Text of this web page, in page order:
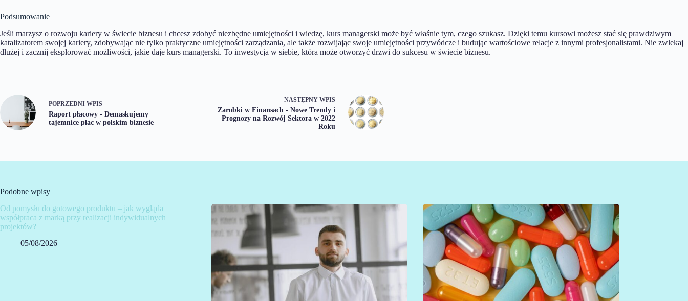
Podsumowanie
Jeśli marzysz o rozwoju kariery w świecie biznesu i chcesz zdobyć niezbędne umiejętności i wiedzę, kurs managerski może być właśnie tym, czego szukasz. Dzięki temu kursowi możesz stać się prawdziwym
katalizatorem swojej kariery, zdobywając nie tylko praktyczne umiejętności zarządzania, ale także rozwijając swoje umiejętności przywódcze i budując wartościowe relacje z innymi profesjonalistami. Nie zwlekaj
dłużej i zacznij eksplorować możliwości, jakie daje kurs managerski. To inwestycja w siebie, która może otworzyć drzwi do sukcesu w świecie biznesu.
POPRZEDNI WPIS
Raport płacowy - Demaskujemy
tajemnice płac w polskim biznesie
NASTĘPNY WPIS
Zarobki w Finansach - Nowe Trendy i
Prognozy na Rozwój Sektora w 2022
Roku
Podobne wpisy
Od pomysłu do gotowego produktu – jak wygląda
współpraca z marką przy realizacji indywidualnych
projektów?
05/08/2026